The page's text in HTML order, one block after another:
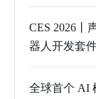
CES 2026丨
器人开发套
全球首个 AI